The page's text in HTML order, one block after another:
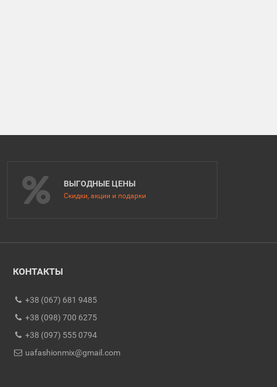
ВЫГОДНЫЕ ЦЕНЫ
Скидки, акции и подарки
КОНТАКТЫ
+38 (067) 681 9485
+38 (098) 700 6275
+38 (097) 555 0794
uafashionmix@gmail.com